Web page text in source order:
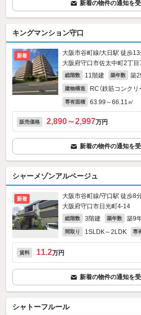
新着の物件の通知を
キングマンション守口
新着
大阪市谷町線/大日駅 徒歩
大阪府守口市佐太中町2丁目
総階数 11階建 築年数 築
建物構造 RC（鉄筋コンクリ
専有面積 63.99～66.11㎡
販売価格 2,890～2,997万円
新着の物件の通知を
シャーメゾンアルページュ
新着
大阪市谷町線/守口駅 徒歩8
大阪府守口市日光町4-14
総階数 3階建 築年数 築9
間取り 1SLDK～2LDK 専
賃料 11.2万円
新着の物件の通知を
シャトーフルール